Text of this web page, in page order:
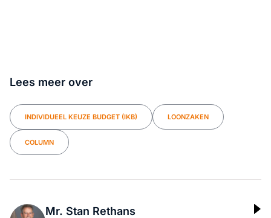
Lees meer over
INDIVIDUEEL KEUZE BUDGET (IKB) LOONZAKEN
COLUMN
Mr. Stan Rethans